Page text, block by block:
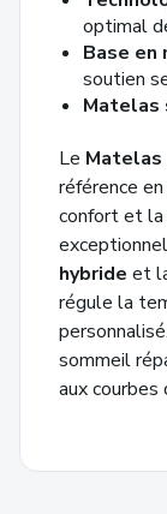
optimal
Base en
soutien
Matelas
Le Matelas
référence
confort et la
hybride et
régule la
sommeil
aux courbes